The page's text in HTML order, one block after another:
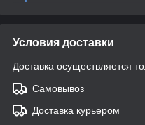
Условия доставки
Доставка осуществляется
Самовывоз
Доставка курьером